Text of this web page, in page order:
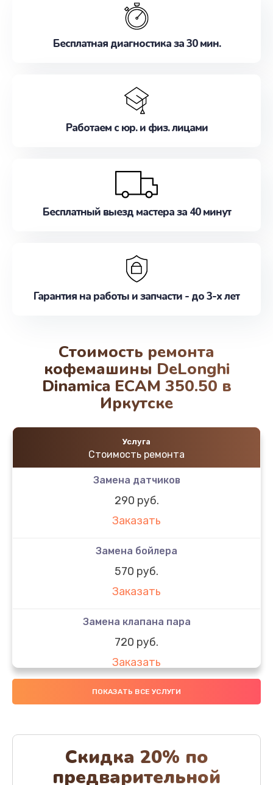
наилучшим образом. Не медлите записаться на
Бесплатная диагностика за 30 мин.
Работаем с юр. и физ. лицами
Бесплатный выезд мастера за 40 минут
Гарантия на работы и запчасти - до 3-х лет
Стоимость ремонта
кофемашины DeLonghi
Dinamica ECAM 350.50 в
Иркутске
Услуга
Стоимость ремонта
Замена датчиков
290 руб.
Заказать
Замена бойлера
570 руб.
Заказать
Замена клапана пара
720 руб.
Заказать
Замена бака воды
Заказать
Чистка с разбором кофемашины
ПОКАЗАТЬ ВСЕ УСЛУГИ
Скидка 20% по
предварительной